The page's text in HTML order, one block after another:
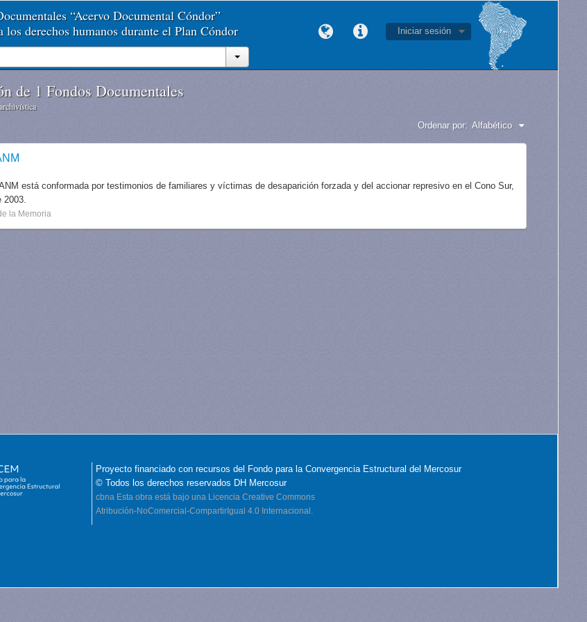
“Acervo Documental Cóndor”
derechos humanos durante el Plan Cóndor
Iniciar sesión
de 1 Fondos Documentales
Ordenar por: Alfabético
está conformada por testimonios de familiares y víctimas de desaparición forzada y del accionar represivo en el Cono Sur,
2003.
la Memoria
Proyecto financiado con recursos del Fondo para la Convergencia Estructural del Mercosur
© Todos los derechos reservados DH Mercosur
cbna Esta obra está bajo una Licencia Creative Commons
Atribución-NoComercial-CompartirIgual 4.0 Internacional.